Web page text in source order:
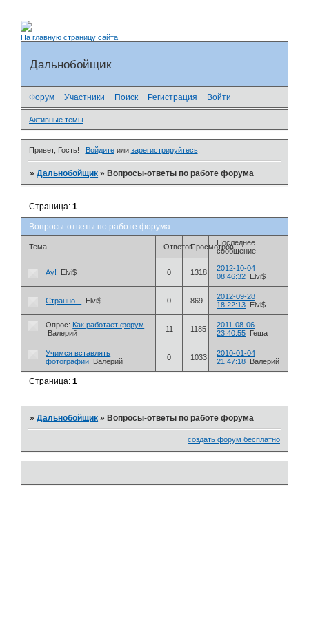
На главную страницу сайта
Дальнобойщик
Форум Участники Поиск Регистрация Войти
Активные темы
Привет, Гость! Войдитеили зарегистрируйтесь.
»Дальнобойщик »Вопросы-ответы по работе форума
Вопросы-ответы по работе форума
Страница:1
Тема ОтветовПросмотровПоследнее
сообщение
Ау! Elvi$ 0 1318
2012-10-04
08:46:32
Elvi$
Странно... Elvi$ 0 869
2012-09-28
18:22:13
Elvi$
Опрос: Как работает форум
Валерий
11 1185
2011-08-06
23:40:55
Геша
Учимся вставлять
фотографии
Валерий 0 1033
2010-01-04
21:47:18
Валерий
Страница:1
»Дальнобойщик »Вопросы-ответы по работе форума
создать форум бесплатно